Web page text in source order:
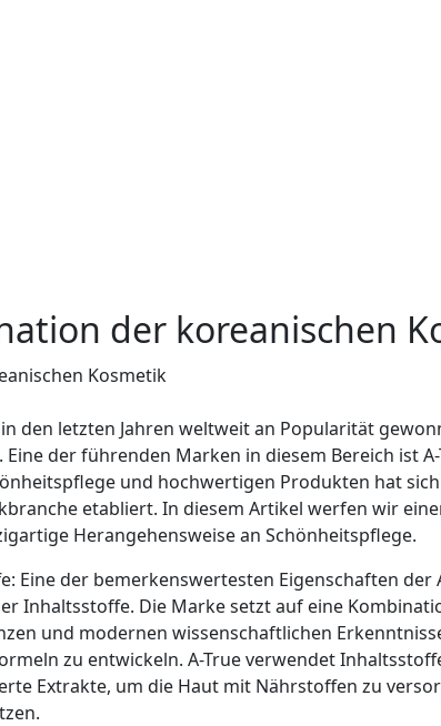
der koreanischen
den letzten Jahren weltweit an Popularität
der führenden Marken in diesem Bereich ist
und hochwertigen Produkten hat
etabliert. In diesem Artikel werfen wir
Herangehensweise an Schönheitspflege.
Eine der bemerkenswertesten Eigenschaften der
Inhaltsstoffe. Die Marke setzt auf eine
und modernen wissenschaftlichen
zu entwickeln. A-True verwendet
Extrakte, um die Haut mit Nährstoffen zu